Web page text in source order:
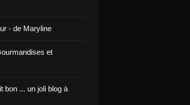
- de Maryline
et
bon ... un joli blog à